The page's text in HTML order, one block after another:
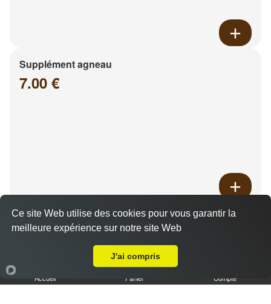
Supplément agneau
7.00 €
Supplément merguez
4.00 €
Accueil Panier Compte
Ce site Web utilise des cookies pour vous garantir la
meilleure expérience sur notre site Web
J'ai compris